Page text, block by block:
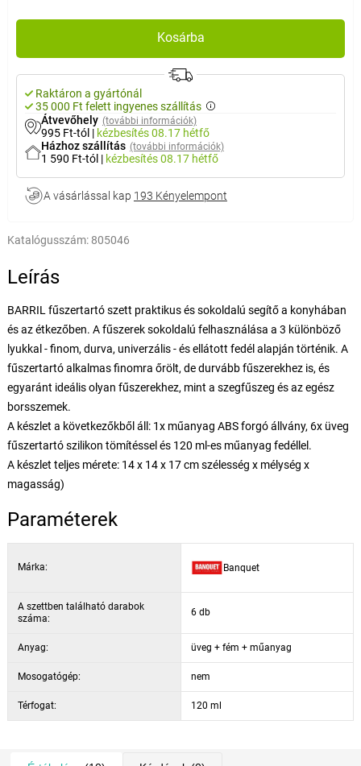
Kosárba
Raktáron a gyártónál
35 000 Ft felett ingyenes szállítás
Átvevőhely (további információk)
995 Ft-tól | kézbesítés08.17 hétfő
Házhoz szállítás (további információk)
1 590 Ft-tól | kézbesítés08.17 hétfő
A vásárlással kap 193 Kényelempont
Katalógusszám: 805046
Leírás
BARRIL fűszertartó szett praktikus és sokoldalú segítő a konyhában
és az étkezőben. A fűszerek sokoldalú felhasználása a 3 különböző
lyukkal - finom, durva, univerzális - és ellátott fedél alapján történik. A
fűszertartó alkalmas finomra őrölt, de durvább fűszerekhez is, és
egyaránt ideális olyan fűszerekhez, mint a szegfűszeg és az egész
borsszemek.
A készlet a következőkből áll: 1x műanyag ABS forgó állvány, 6x üveg
fűszertartó szilikon tömítéssel és 120 ml-es műanyag fedéllel.
A készlet teljes mérete: 14 x 14 x 17 cm szélesség x mélység x
magasság)
Paraméterek
Márka: Banquet
A szettben található darabok
száma:
6 db
Anyag: üveg + fém + műanyag
Mosogatógép: nem
Térfogat: 120 ml